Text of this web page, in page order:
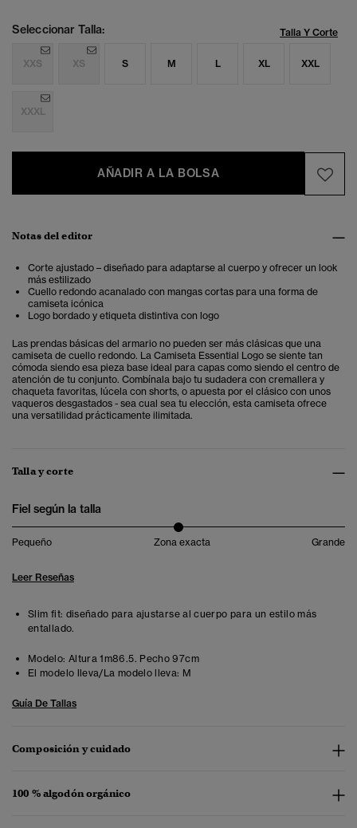
Seleccionar Talla: Talla Y Corte
XXS XS S M L XL XXL
XXXL
AÑADIR A LA BOLSA
Notas del editor
Corte ajustado – diseñado para adaptarse al cuerpo y ofrecer un look
más estilizado
Cuello redondo acanalado con mangas cortas para una forma de
camiseta icónica
Logo bordado y etiqueta distintiva con logo
Las prendas básicas del armario no pueden ser más clásicas que una
camiseta de cuello redondo. La Camiseta Essential Logo se siente tan
cómoda siendo esa pieza base ideal para capas como siendo el centro de
atención de tu conjunto. Combínala bajo tu sudadera con cremallera y
chaqueta favoritas, lúcela con shorts, o apuesta por el clásico con unos
vaqueros desgastados - sea cual sea tu elección, esta camiseta ofrece
una versatilidad prácticamente ilimitada.
Talla y corte
Fiel según la talla
Pequeño Zona exacta Grande
Leer Reseñas
Slim fit: diseñado para ajustarse al cuerpo para un estilo más
entallado.
Modelo: Altura 1m86.5. Pecho 97cm
El modelo lleva/La modelo lleva: M
Guía De Tallas
Composición y cuidado
100 % algodón orgánico